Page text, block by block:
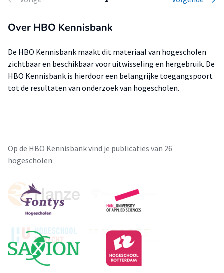
Over HBO Kennisbank
De HBO Kennisbank maakt dit materiaal van hogescholen
zichtbaar en beschikbaar voor uitwisseling en hergebruik. De
HBO Kennisbank is hierdoor een belangrijke toegangspoort
tot de resultaten van onderzoek van hogescholen.
Op de HBO Kennisbank vind je publicaties van 26
hogescholen